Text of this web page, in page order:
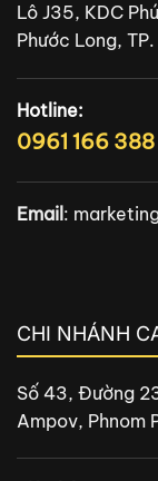
Lô J35, KDC
Phước Long, TP.
Hotline:
0961 166 388
Email:
CHI NHÁNH
Số 43, Đường
Ampov, Phnom